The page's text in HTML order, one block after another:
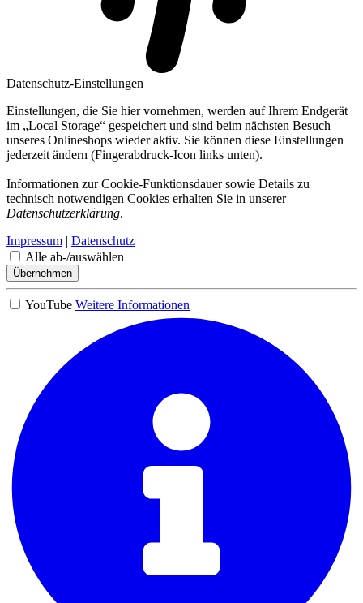
Datenschutz-Einstellungen
Einstellungen, die Sie hier vornehmen, werden auf Ihrem Endgerät
im „Local Storage“ gespeichert und sind beim nächsten Besuch
unseres Onlineshops wieder aktiv. Sie können diese Einstellungen
jederzeit ändern (Fingerabdruck-Icon links unten).
Informationen zur Cookie-Funktionsdauer sowie Details zu
technisch notwendigen Cookies erhalten Sie in unserer
Datenschutzerklärung.
Impressum | Datenschutz
Alle ab-/auswählen
Übernehmen
YouTube Weitere Informationen